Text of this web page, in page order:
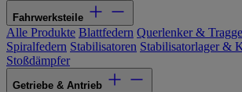
Fahrwerksteile
Alle Produkte Blattfedern Querlenker &
Spiralfedern Stabilisatoren Stabilisatorlager &
Stoßdämpfer
Getriebe & Antrieb